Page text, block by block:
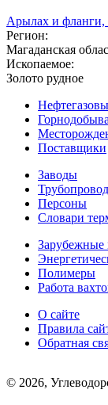
Арылах и фланги,
Регион:
Магаданская
Ископаемое:
Золото рудное
Поставщики
Заводы
Персоны
Словари
Зарубежные
Полимеры
Работа
О сайте
Правила
Обратная
© 2026,